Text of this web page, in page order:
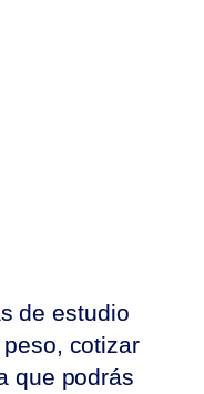
de estudio
cotizar
que podrás